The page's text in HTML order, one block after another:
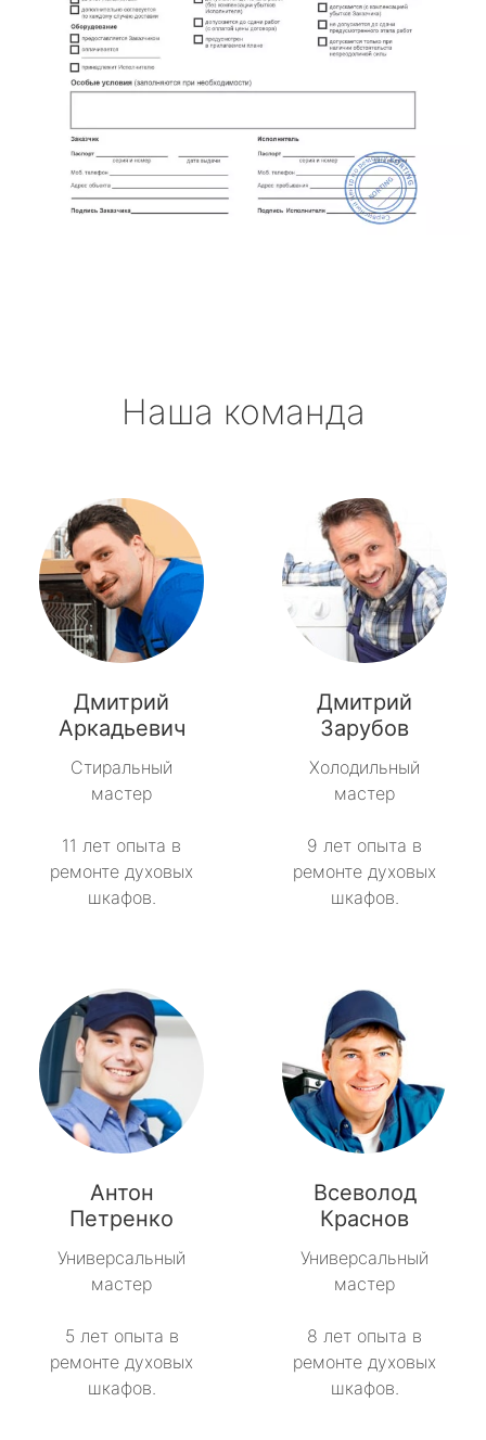
Наша команда
Дмитрий
Аркадьевич
Стиральный
мастер
11 лет опыта в
ремонте духовых
шкафов.
Дмитрий
Зарубов
Холодильный
мастер
9 лет опыта в
ремонте духовых
шкафов.
Антон
Петренко
Универсальный
мастер
5 лет опыта в
ремонте духовых
шкафов.
Всеволод
Краснов
Универсальный
мастер
8 лет опыта в
ремонте духовых
шкафов.